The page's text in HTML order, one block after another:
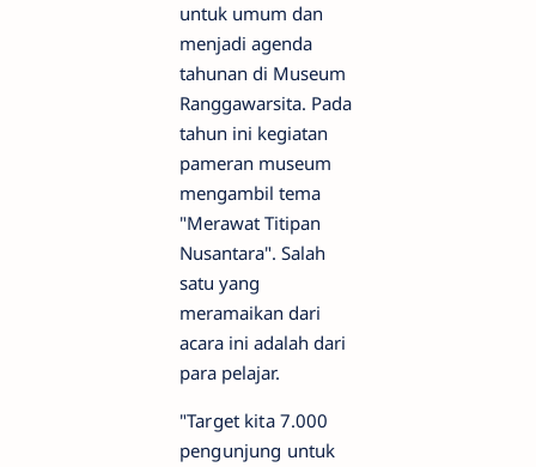
untuk umum dan
menjadi agenda
tahunan di Museum
Ranggawarsita. Pada
tahun ini kegiatan
pameran museum
mengambil tema
"Merawat Titipan
Nusantara". Salah
satu yang
meramaikan dari
acara ini adalah dari
para pelajar.
"Target kita 7.000
pengunjung untuk